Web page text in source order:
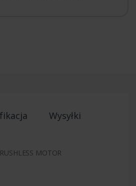
Wysyłki
MOTOR